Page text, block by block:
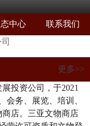
中心 联系我们
更多>>
投资公司，于2021
会务、展览、培训、
店。三亚文物商店